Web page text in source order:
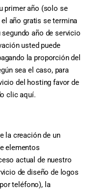
primer año (solo se
año gratis se termina
año de servicio
usted puede
la proporción del
sea el caso, para
del hosting favor de
clic aquí.
la creación de un
elementos
actual de nuestro
de diseño de logos
teléfono), la